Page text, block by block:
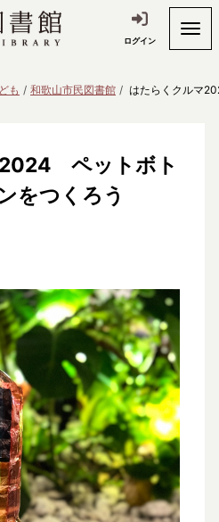
ログイン
も 和歌山市民図書館 はたらくクルマ
ペットボト
をつくろう